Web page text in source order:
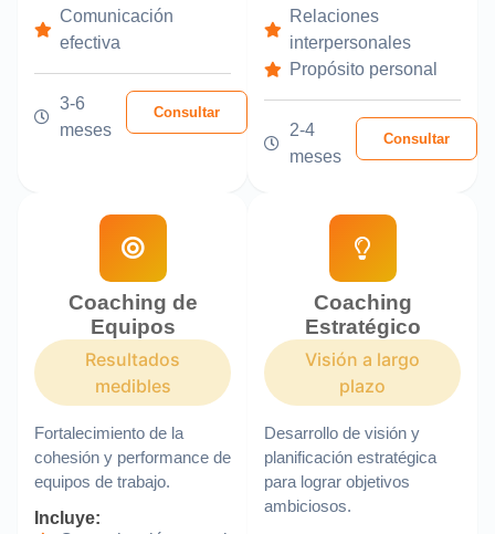
Comunicación
efectiva
3-6
meses
Consultar
Relaciones
interpersonales
Propósito personal
2-4
meses
Consultar
Coaching de
Equipos
Resultados
medibles
Fortalecimiento de la
cohesión y performance de
equipos de trabajo.
Incluye:
Coaching
Estratégico
Visión a largo
plazo
Desarrollo de visión y
planificación estratégica
para lograr objetivos
ambiciosos.